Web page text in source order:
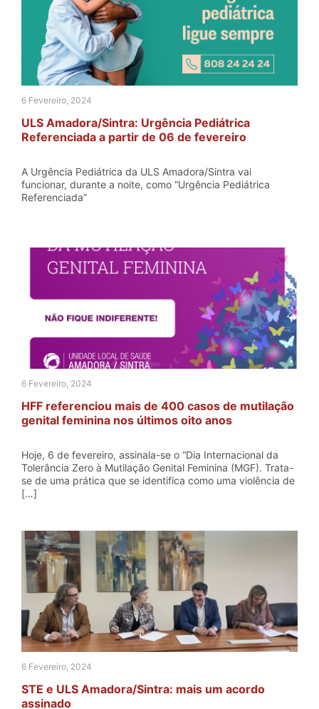
6 Fevereiro, 2024
ULS Amadora/Sintra: Urgência Pediátrica
Referenciada a partir de 06 de fevereiro
A Urgência Pediátrica da ULS Amadora/Sintra vai
funcionar, durante a noite, como “Urgência Pediátrica
Referenciada”
6 Fevereiro, 2024
HFF referenciou mais de 400 casos de mutilação
genital feminina nos últimos oito anos
Hoje, 6 de fevereiro, assinala-se o “Dia Internacional da
Tolerância Zero à Mutilação Genital Feminina (MGF). Trata-
se de uma prática que se identifica como uma violência de
[…]
6 Fevereiro, 2024
STE e ULS Amadora/Sintra: mais um acordo
assinado